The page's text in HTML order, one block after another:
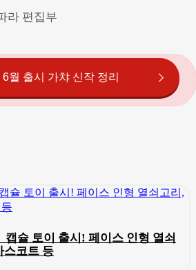
라 편집부
월 출시 가챠 신작 정리
캡슐 토이 출시! 페이스 인형 열쇠
스코트 등